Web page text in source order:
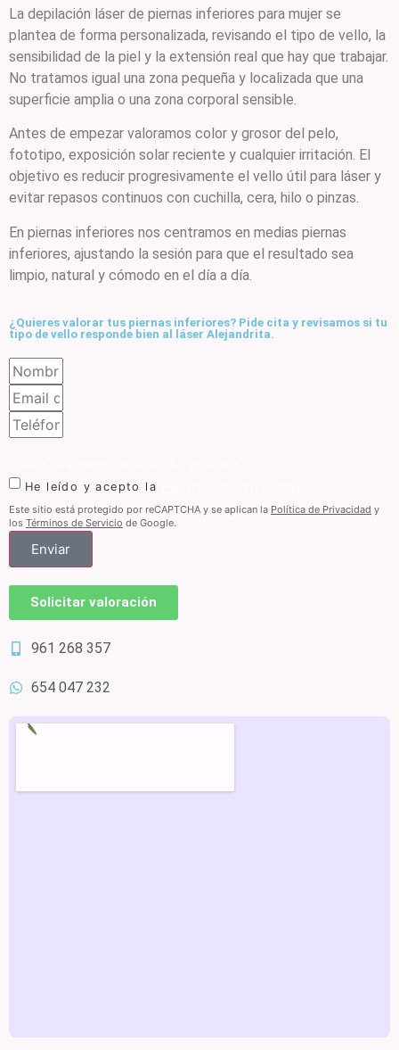
La depilación láser de piernas inferiores para mujer se
plantea de forma personalizada, revisando el tipo de vello, la
sensibilidad de la piel y la extensión real que hay que trabajar.
No tratamos igual una zona pequeña y localizada que una
superficie amplia o una zona corporal sensible.
Antes de empezar valoramos color y grosor del pelo,
fototipo, exposición solar reciente y cualquier irritación. El
objetivo es reducir progresivamente el vello útil para láser y
evitar repasos continuos con cuchilla, cera, hilo o pinzas.
En piernas inferiores nos centramos en medias piernas
inferiores, ajustando la sesión para que el resultado sea
limpio, natural y cómodo en el día a día.
¿Quieres valorar tus piernas inferiores? Pide cita y revisamos si tu
tipo de vello responde bien al láser Alejandrita.
He leído y acepto la
Este sitio está protegido por reCAPTCHA y se aplican la Política de Privacidad y
los Términos de Servicio de Google.
Enviar
Solicitar valoración
961 268 357
654 047 232